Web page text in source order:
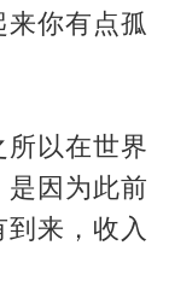
你有点孤
所以在世界
是因为此前
来，收入